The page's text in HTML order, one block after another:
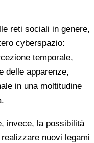
reti sociali in genere,
cyberspazio:
temporale,
delle apparenze,
in una moltitudine
invece, la possibilità
nuovi legami